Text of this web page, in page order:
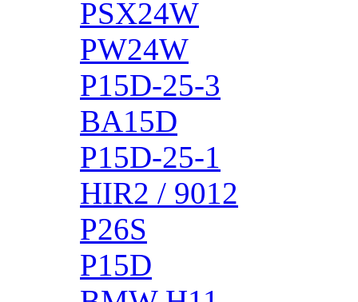
PSX24W
PW24W
P15D-25-3
BA15D
P15D-25-1
HIR2 / 9012
P26S
P15D